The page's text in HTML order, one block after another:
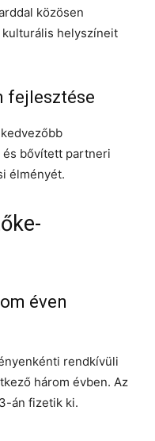
közösen
kulturális helyszíneit
fejlesztése
bővített partneri
élményét.
éven
rendkívüli
három évben. Az
án fizetik ki.